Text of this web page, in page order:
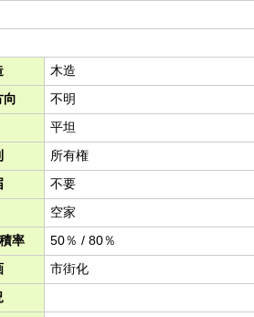
木造
向
不明
平坦
所有権
不要
空家
率
50％ / 80％
市街化